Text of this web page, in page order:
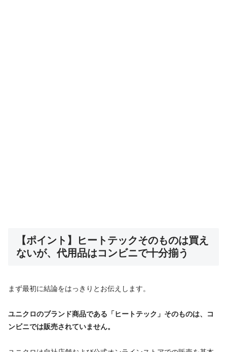
【ポイント】ヒートテックそのものは買え
ないが、代用品はコンビニで十分揃う
まず最初に結論をはっきりとお伝えします。
ユニクロのブランド商品である「ヒートテック」そのものは、コ
ンビニでは販売されていません。